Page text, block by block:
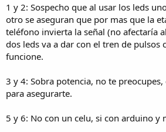
1 y 2: Sospecho que al usar los leds
otro se aseguran que por mas que la
teléfono invierta la señal (no afectaría
dos leds va a dar con el tren de pulsos
funcione.
3 y 4: Sobra potencia, no te
para asegurarte.
5 y 6: No con un celu, si con arduino y